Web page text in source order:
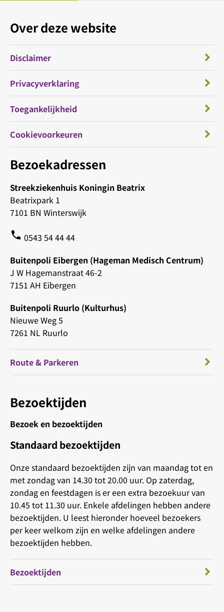
Bezoekadressen
Streekziekenhuis Koningin Beatrix
Beatrixpark 1
7101 BN Winterswijk
phone 0543 54 44 44
Buitenpoli Eibergen (Hageman Medisch Centrum)
J W Hagemanstraat 46-2
7151 AH Eibergen
Buitenpoli Ruurlo (Kulturhus)
Nieuwe Weg 5
7261 NL Ruurlo
Route & Parkeren
Bezoektijden
Bezoek en bezoektijden
Standaard bezoektijden
Onze standaard bezoektijden zijn van maandag tot en
met zondag van 14.30 tot 20.00 uur. Op zaterdag,
zondag en feestdagen is er een extra bezoekuur van
10.45 tot 11.30 uur. Enkele afdelingen hebben andere
bezoektijden. U leest hieronder hoeveel bezoekers
per keer welkom zijn en welke afdelingen andere
bezoektijden hebben.
Bezoektijden
Over deze website
Disclaimer
Privacyverklaring
Toegankelijkheid
Cookievoorkeuren